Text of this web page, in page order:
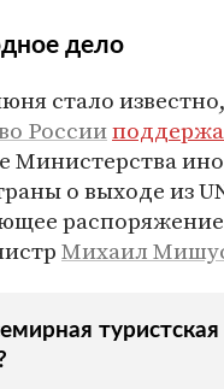
дело
стало
России
Министерства
о выходе из
Михаил
туристская